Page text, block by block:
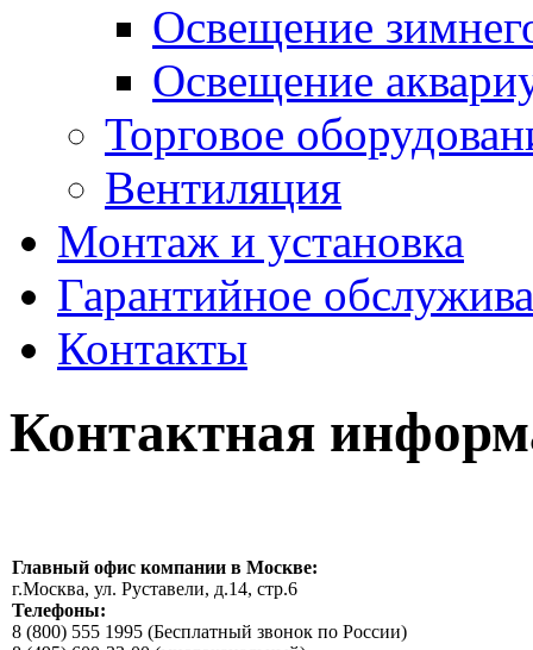
Освещение
Освещение
Торговое
Вентиляция
Монтаж и установка
Гарантийное
Контакты
Контактная
Главный офис компании в Москве:
г.Москва, ул. Руставели, д.14, стр.6
Телефоны:
8 (800) 555 1995 (Бесплатный звонок по России)